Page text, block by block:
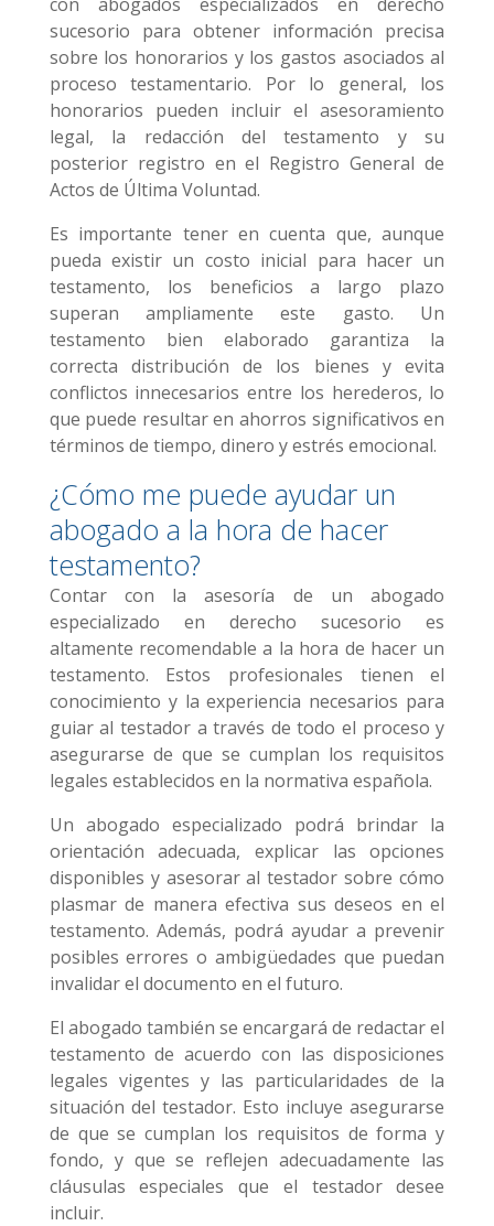
sucesorio para obtener información precisa
sobre los honorarios y los gastos asociados al
proceso testamentario. Por lo general, los
honorarios pueden incluir el asesoramiento
legal, la redacción del testamento y su
posterior registro en el Registro General de
Actos de Última Voluntad.
Es importante tener en cuenta que, aunque
pueda existir un costo inicial para hacer un
testamento, los beneficios a largo plazo
superan ampliamente este gasto. Un
testamento bien elaborado garantiza la
correcta distribución de los bienes y evita
conflictos innecesarios entre los herederos, lo
que puede resultar en ahorros significativos en
términos de tiempo, dinero y estrés emocional.
¿Cómo me puede ayudar un
abogado a la hora de hacer
testamento?
Contar con la asesoría de un abogado
especializado en derecho sucesorio es
altamente recomendable a la hora de hacer un
testamento. Estos profesionales tienen el
conocimiento y la experiencia necesarios para
guiar al testador a través de todo el proceso y
asegurarse de que se cumplan los requisitos
legales establecidos en la normativa española.
Un abogado especializado podrá brindar la
orientación adecuada, explicar las opciones
disponibles y asesorar al testador sobre cómo
plasmar de manera efectiva sus deseos en el
testamento. Además, podrá ayudar a prevenir
posibles errores o ambigüedades que puedan
invalidar el documento en el futuro.
El abogado también se encargará de redactar el
testamento de acuerdo con las disposiciones
legales vigentes y las particularidades de la
situación del testador. Esto incluye asegurarse
de que se cumplan los requisitos de forma y
fondo, y que se reflejen adecuadamente las
cláusulas especiales que el testador desee
incluir.